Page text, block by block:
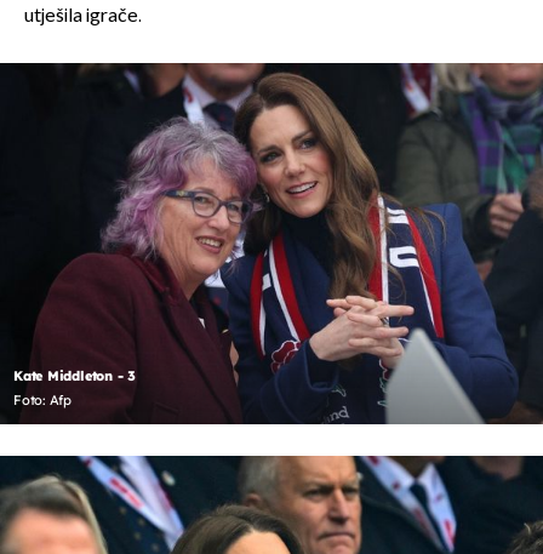
utješila igrače.
Kate Middleton - 3
Foto: Afp